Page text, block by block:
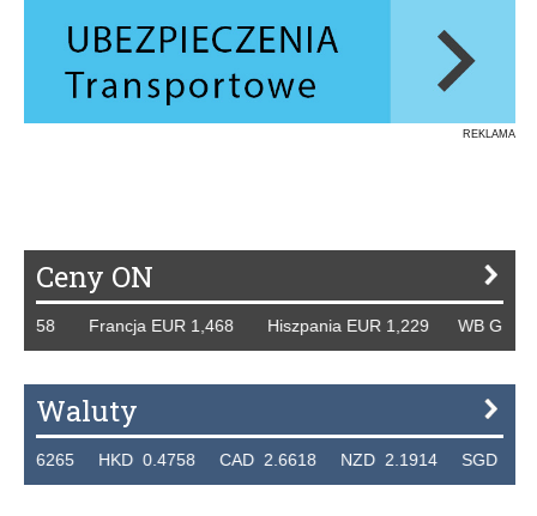
REKLAMA
Ceny ON
EUR 1,468 Hiszpania EUR 1,229 WB GBP
Waluty
HKD 0.4758 CAD 2.6618 NZD 2.1914 SGD 2.9123